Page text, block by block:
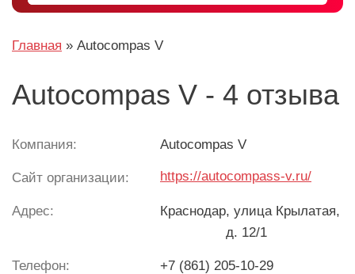
Главная » Autocompas V
Autocompas V - 4 отзыва
Компания: Autocompas V
Сайт организации: https://autocompass-v.ru/
Адрес: Краснодар, улица Крылатая,
д. 12/1
Телефон: +7 (861) 205-10-29